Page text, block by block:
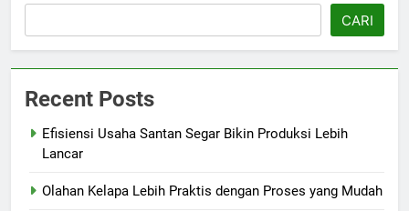
CARI
Recent Posts
Efisiensi Usaha Santan Segar Bikin Produksi Lebih
Lancar
Olahan Kelapa Lebih Praktis dengan Proses yang Mudah